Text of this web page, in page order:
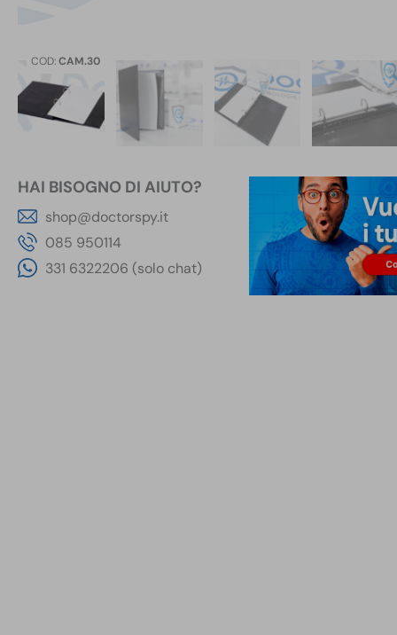
COD:CAM.30
HAI BISOGNO DI AIUTO?
shop@doctorspy.it
085 950114
331 6322206 (solo chat)